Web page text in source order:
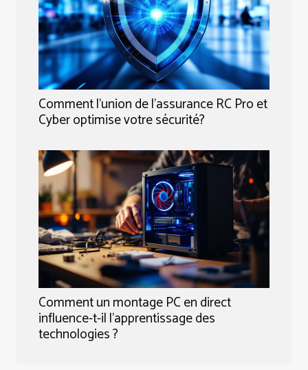
Comment l'union de l'assurance RC Pro et
Cyber optimise votre sécurité?
Comment un montage PC en direct
influence-t-il l'apprentissage des
technologies ?